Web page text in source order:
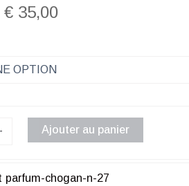
€ 35,00Plage
à
€ 35,00
Ajouter au panier
parfum-chogan-n-27